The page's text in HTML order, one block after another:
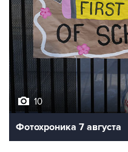
10
Фотохроника 7 августа